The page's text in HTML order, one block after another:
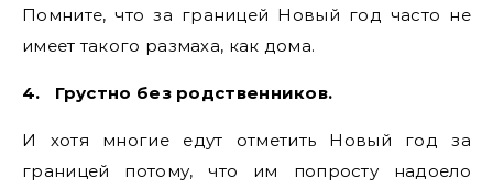
Помните, что за границей Новый год часто не
имеет такого размаха, как дома.
4. Грустно без родственников.
И хотя многие едут отметить Новый год за
границей потому, что им попросту надоело